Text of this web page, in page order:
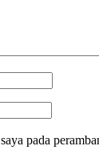
pada